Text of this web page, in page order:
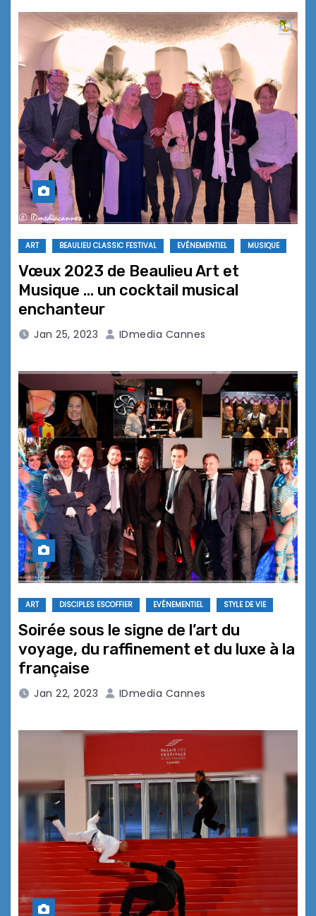
ART BEAULIEU CLASSIC FESTIVAL EVÉNEMENTIEL MUSIQUE
Vœux 2023 de Beaulieu Art et
Musique … un cocktail musical
enchanteur
Jan 25, 2023 IDmedia Cannes
ART DISCIPLES ESCOFFIER EVÉNEMENTIEL STYLE DE VIE
Soirée sous le signe de l’art du
voyage, du raffinement et du luxe à la
française
Jan 22, 2023 IDmedia Cannes